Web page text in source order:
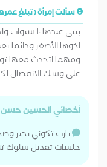
سألت إمرأة (تبلغ عمرها 33
بنتى
اخوها الأصغر
ومهما اتحدث معها
على وشك الانفصال
أخصائي الحسين حسن
يارب تكوني بخير
جلسات تعديل سلوك